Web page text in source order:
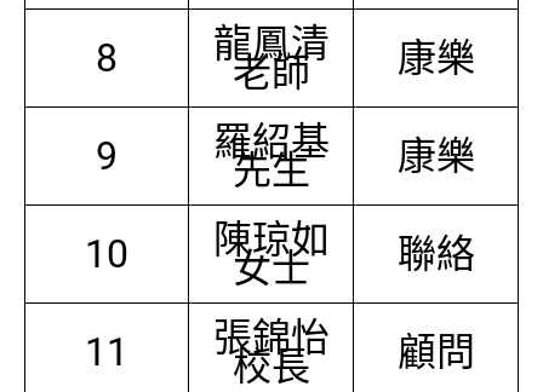
8 龍鳳清
老師 康樂
9 羅紹基
先生 康樂
10 陳琼如
女士 聯絡
11 張錦怡
校長 顧問